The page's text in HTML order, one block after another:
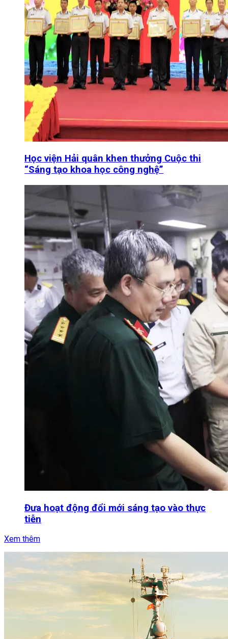
Học viện Hải quân khen thưởng Cuộc thi
“Sáng tạo khoa học công nghệ”
Đưa hoạt động đổi mới sáng tạo vào thực
tiễn
Xem thêm